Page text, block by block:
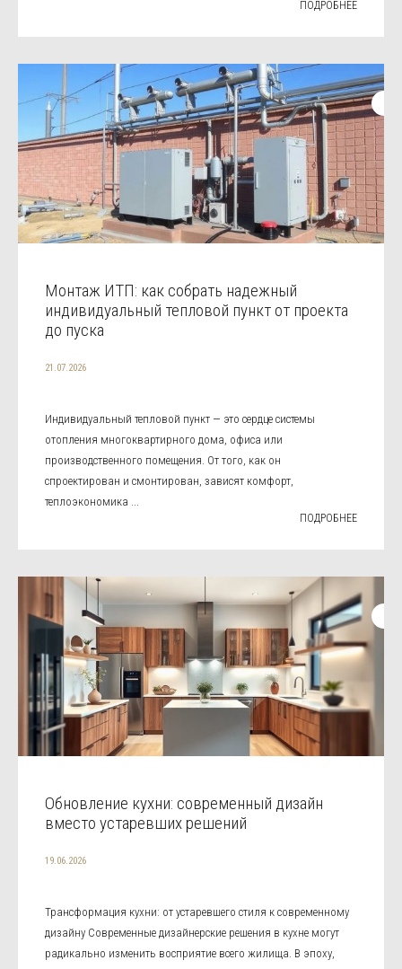
ПОДРОБНЕЕ
Монтаж ИТП: как собрать надежный
индивидуальный тепловой пункт от проекта
до пуска
21.07.2026
Индивидуальный тепловой пункт — это сердце системы
отопления многоквартирного дома, офиса или
производственного помещения. От того, как он
спроектирован и смонтирован, зависят комфорт,
теплоэкономика ...
ПОДРОБНЕЕ
Обновление кухни: современный дизайн
вместо устаревших решений
19.06.2026
Трансформация кухни: от устаревшего стиля к современному
дизайну Современные дизайнерские решения в кухне могут
радикально изменить восприятие всего жилища. В эпоху,